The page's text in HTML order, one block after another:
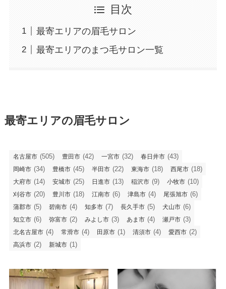
目次
最寄エリアの眉毛サロン
最寄エリアのまつ毛サロン一覧
最寄エリアの眉毛サロン
名古屋市 (505) 豊田市 (42) 一宮市 (32) 春日井市 (43)
岡崎市 (34) 豊橋市 (45) 半田市 (22) 東海市 (18) 西尾市 (18)
大府市 (14) 安城市 (25) 日進市 (13) 稲沢市 (9) 小牧市 (10)
刈谷市 (20) 豊川市 (18) 江南市 (6) 津島市 (4) 尾張旭市 (6)
蒲郡市 (5) 碧南市 (4) 知多市 (7) 長久手市 (5) 犬山市 (6)
知立市 (6) 弥富市 (2) みよし市 (3) あま市 (4) 瀬戸市 (3)
北名古屋市 (4) 常滑市 (4) 田原市 (1) 清須市 (4) 愛西市 (2)
高浜市 (2) 新城市 (1)